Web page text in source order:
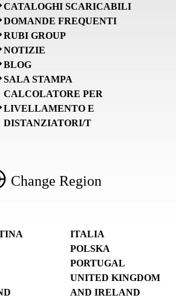
CATALOGHI SCARICABILI
DOMANDE FREQUENTI
RUBI GROUP
NOTIZIE
BLOG
SALA STAMPA
CALCOLATORE PER
LIVELLAMENTO E
DISTANZIATORI/T
Change Region
ITALIA
POLSKA
PORTUGAL
UNITED KINGDOM
AND IRELAND